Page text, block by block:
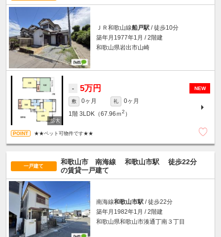
ＪＲ和歌山線船戸駅 / 徒歩10分
築年月1977年1月 / 2階建
和歌山県岩出市山崎
NEW
- 5万円
敷 0ヶ月 礼
0ヶ月
1階 3LDK（67.96ｍ2 ）
★★ペット可物件です★★
一戸建て
和歌山市 南海線 和歌山市駅
徒歩22分
の賃貸一戸建て
南海線和歌山市駅 / 徒歩22分
築年月1982年1月 / 2階建
和歌山県和歌山市湊通丁南３丁目